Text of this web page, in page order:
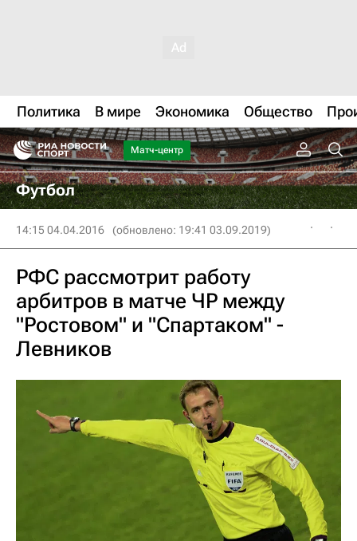
Политика В мире Экономика Общество
Матч-центр
Футбол
14:15 04.04.2016 (обновлено: 19:41 03.09.2019)
РФС рассмотрит работу
арбитров в матче ЧР между
"Ростовом" и "Спартаком" -
Левников